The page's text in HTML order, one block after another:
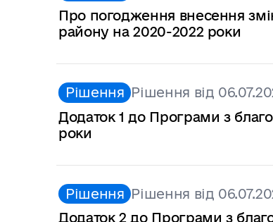
Про погодження внесення
району на 2020-2022 роки
Рішення Рішення від
Додаток 1 до Програми з
роки
Рішення Рішення від
Додаток 2 до Програми з